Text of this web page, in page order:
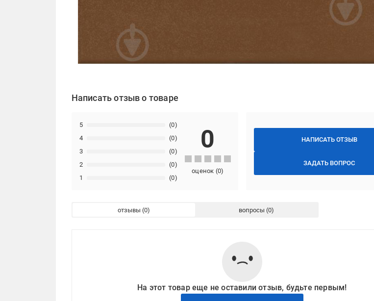
Написать отзыв о товаре
НАПИСАТЬ ОТЗЫВ
ЗАДАТЬ ВОПРОС
1 (0)
2 (0)
3 (0)
4 (0)
5 (0)
0
оценок (0)
отзывы вопросы
На этот товар еще не оставили отзыв, будьте первым!